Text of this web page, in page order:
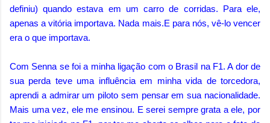
definiu) quando estava em um carro de corridas. Para ele,
apenas a vitória importava. Nada mais.E para nós, vê-lo vencer
era o que importava.
Com Senna se foi a minha ligação com o Brasil na F1. A dor de
sua perda teve uma influência em minha vida de torcedora,
aprendi a admirar um piloto sem pensar em sua nacionalidade.
Mais uma vez, ele me ensinou. E serei sempre grata a ele, por